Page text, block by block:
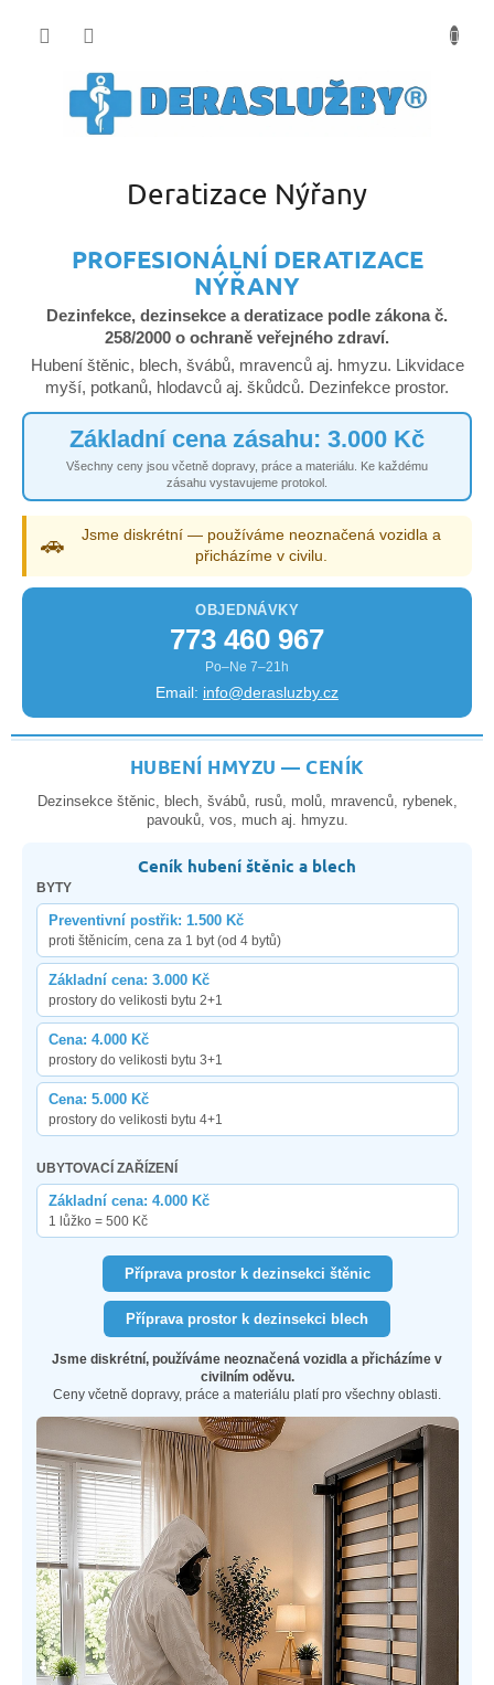
Deratizace Nýřany
PROFESIONÁLNÍ DERATIZACE
NÝŘANY
Dezinfekce, dezinsekce a deratizace podle zákona č.
258/2000 o ochraně veřejného zdraví.
Hubení štěnic, blech, švábů, mravenců aj. hmyzu. Likvidace
myší, potkanů, hlodavců aj. škůdců. Dezinfekce prostor.
Základní cena zásahu: 3.000 Kč
Všechny ceny jsou včetně dopravy, práce a materiálu. Ke každému
zásahu vystavujeme protokol.
🚗
Jsme diskrétní — používáme neoznačená vozidla a
přicházíme v civilu.
OBJEDNÁVKY
773 460 967
Po–Ne 7–21h
Email: info@derasluzby.cz
HUBENÍ HMYZU — CENÍK
Dezinsekce štěnic, blech, švábů, rusů, molů, mravenců, rybenek,
pavouků, vos, much aj. hmyzu.
Ceník hubení štěnic a blech
BYTY
Preventivní postřik: 1.500 Kč
proti štěnicím, cena za 1 byt (od 4 bytů)
Základní cena: 3.000 Kč
prostory do velikosti bytu 2+1
Cena: 4.000 Kč
prostory do velikosti bytu 3+1
Cena: 5.000 Kč
prostory do velikosti bytu 4+1
UBYTOVACÍ ZAŘÍZENÍ
Základní cena: 4.000 Kč
1 lůžko = 500 Kč
Příprava prostor k dezinsekci štěnic
Příprava prostor k dezinsekci blech
Jsme diskrétní, používáme neoznačená vozidla a přicházíme v
civilním oděvu.
Ceny včetně dopravy, práce a materiálu platí pro všechny oblasti.